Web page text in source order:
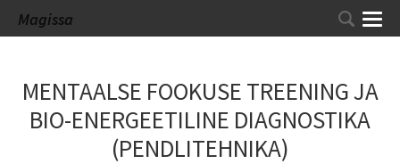
Magissa
MENTAALSE FOOKUSE TREENING JA
BIO-ENERGEETILINE DIAGNOSTIKA
(PENDLITEHNIKA)